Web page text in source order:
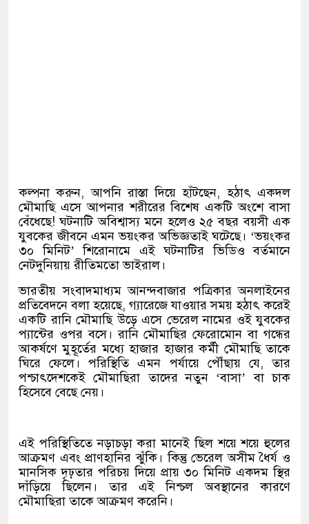
কল্পনা করুন, আপনি রাস্তা দিয়ে হাঁটছেন, হঠাৎ একদল
মৌমাছি এসে আপনার শরীরের বিশেষ একটি অংশে বাসা
বেঁধেছে! ঘটনাটি অবিশ্বাস্য মনে হলেও ২৫ বছর বয়সী এক
যুবকের জীবনে এমন ভয়ংকর অভিজ্ঞতাই ঘটেছে। ‘ভয়ংকর
৩০ মিনিট’ শিরোনামে এই ঘটনাটির ভিডিও বর্তমানে
নেটদুনিয়ায় রীতিমতো ভাইরাল।
ভারতীয় সংবাদমাধ্যম আনন্দবাজার পত্রিকার অনলাইনের
প্রতিবেদনে বলা হয়েছে, গ্যারেজে যাওয়ার সময় হঠাৎ করেই
একটি রানি মৌমাছি উড়ে এসে ভেরেল নামের ওই যুবকের
প্যান্টের ওপর বসে। রানি মৌমাছির ফেরোমোন বা গন্ধের
আকর্ষণে মুহূর্তের মধ্যে হাজার হাজার কর্মী মৌমাছি তাকে
ঘিরে ফেলে। পরিস্থিতি এমন পর্যায়ে পৌঁছায় যে, তার
পশ্চাৎদেশকেই মৌমাছিরা তাদের নতুন ‘বাসা’ বা চাক
হিসেবে বেছে নেয়।
এই পরিস্থিতিতে নড়াচড়া করা মানেই ছিল শয়ে শয়ে হুলের
আক্রমণ এবং প্রাণহানির ঝুঁকি। কিন্তু ভেরেল অসীম ধৈর্য ও
মানসিক দৃঢ়তার পরিচয় দিয়ে প্রায় ৩০ মিনিট একদম স্থির
দাঁড়িয়ে ছিলেন। তার এই নিশ্চল অবস্থানের কারণে
মৌমাছিরা তাকে আক্রমণ করেনি।